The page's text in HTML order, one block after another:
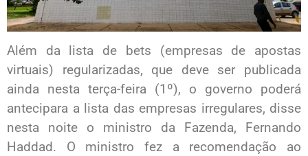
Além da lista de bets (empresas de apostas
virtuais) regularizadas, que deve ser publicada
ainda nesta terça-feira (1º), o governo poderá
antecipara a lista das empresas irregulares, disse
nesta noite o ministro da Fazenda, Fernando
Haddad. O ministro fez a recomendação ao